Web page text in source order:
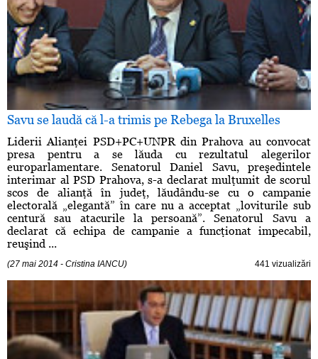
Savu se laudă că l-a trimis pe Rebega la Bruxelles
Liderii Alianţei PSD+PC+UNPR din Prahova au convocat
presa pentru a se lăuda cu rezultatul alegerilor
europarlamentare. Senatorul Daniel Savu, preşedintele
interimar al PSD Prahova, s-a declarat mulţumit de scorul
scos de alianţă în judeţ, lăudându-se cu o campanie
electorală „elegantă” în care nu a acceptat „loviturile sub
centură sau atacurile la persoană”. Senatorul Savu a
declarat că echipa de campanie a funcţionat impecabil,
reuşind ...
(27 mai 2014 - Cristina IANCU) 441 vizualizări